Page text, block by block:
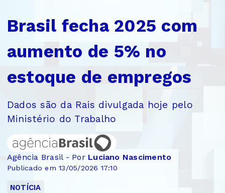
Brasil fecha 2025 com
aumento de 5% no
estoque de empregos
Dados são da Rais divulgada hoje pelo
Ministério do Trabalho
Agência Brasil - Por Luciano Nascimento
Publicado em 13/05/2026 17:10
NOTÍCIA